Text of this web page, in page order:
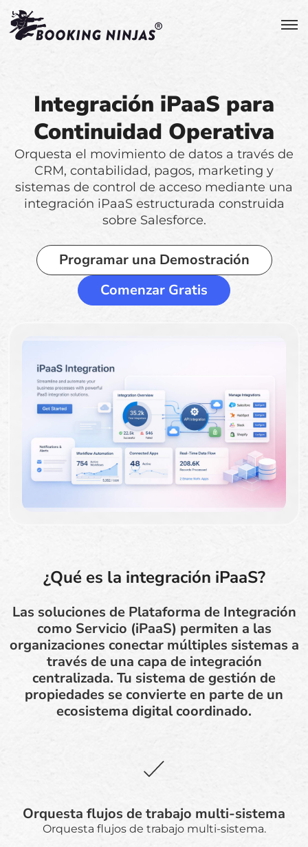
Integración iPaaS para
Continuidad Operativa
Orquesta el movimiento de datos a través de
CRM, contabilidad, pagos, marketing y
sistemas de control de acceso mediante una
integración iPaaS estructurada construida
sobre Salesforce.
Programar una Demostración
Comenzar Gratis
¿Qué es la integración iPaaS?
Las soluciones de Plataforma de Integración
como Servicio (iPaaS) permiten a las
organizaciones conectar múltiples sistemas a
través de una capa de integración
centralizada. Tu sistema de gestión de
propiedades se convierte en parte de un
ecosistema digital coordinado.
Orquesta flujos de trabajo multi-sistema
Orquesta flujos de trabajo multi-sistema.